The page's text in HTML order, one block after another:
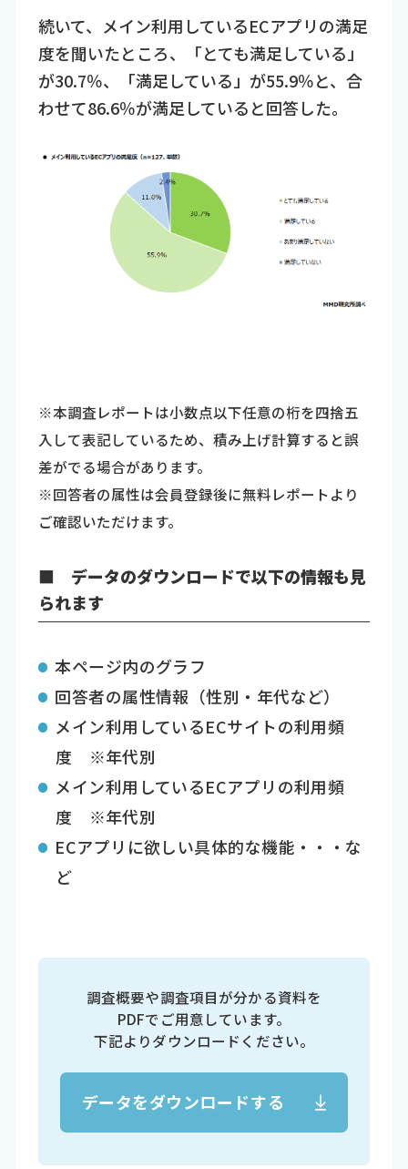
続いて、メイン利用しているECアプリの満足
度を聞いたところ、「とても満足している」
が30.7％、「満足している」が55.9％と、合
わせて86.6％が満足していると回答した。
※本調査レポートは小数点以下任意の桁を四捨五
入して表記しているため、積み上げ計算すると誤
差がでる場合があります。
※回答者の属性は会員登録後に無料レポートより
ご確認いただけます。
■ データのダウンロードで以下の情報も見
られます
本ページ内のグラフ
回答者の属性情報（性別・年代など）
メイン利用しているECサイトの利用頻
度 ※年代別
メイン利用しているECアプリの利用頻
度 ※年代別
ECアプリに欲しい具体的な機能・・・な
ど
調査概要や調査項目が分かる資料を
PDFでご用意しています。
下記よりダウンロードください。
データをダウンロードする